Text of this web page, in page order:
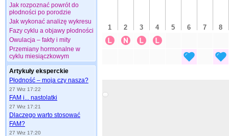
Jak rozpoznać powrót do
płodności po porodzie
Jak wykonać analizę wykresu
Fazy cyklu a objawy płodności
Owulacja – fakty i mity
Przemiany hormonalne w
cyklu miesiączkowym
Artykuły eksperckie
Płodność – moja czy nasza?
27 Wrz 17:22
FAM i... nastolatki
27 Wrz 17:21
Dlaczego warto stosować
FAM?
27 Wrz 17:20